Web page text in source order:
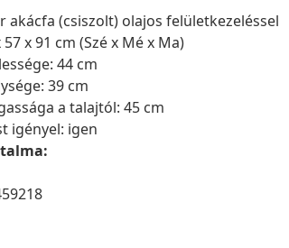
akácfa (csiszolt) olajos felületkezeléssel
x 91 cm (Szé x Mé x Ma)
44 cm
39 cm
a talajtól: 45 cm
igényel: igen